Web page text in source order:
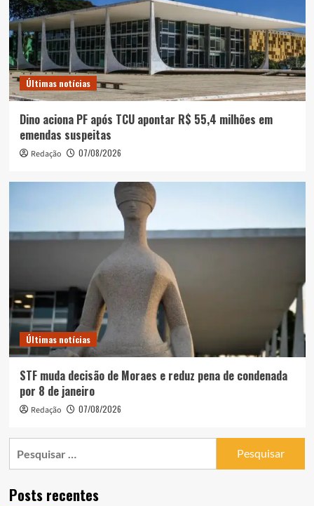
Últimas notícias
Dino aciona PF após TCU apontar R$ 55,4 milhões em
emendas suspeitas
Redação 07/08/2026
Últimas notícias
STF muda decisão de Moraes e reduz pena de condenada
por 8 de janeiro
Redação 07/08/2026
Posts recentes